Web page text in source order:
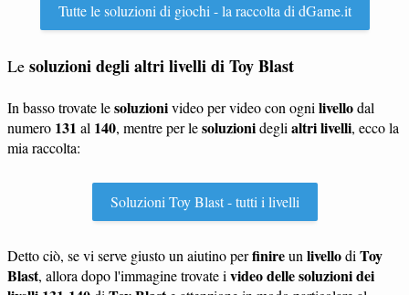
Tutte le soluzioni di giochi - la raccolta di dGame.it
Le soluzioni degli altri livelli di Toy Blast
In basso trovate lesoluzionivideo per video con ogni livellodal
numero 131 al 140, mentre per lesoluzionidegli altri livelli, ecco la
mia raccolta:
Soluzioni Toy Blast - tutti i livelli
Detto ciò, se vi serve giusto un aiutino perfinireun livellodi Toy
Blast, allora dopo l'immagine trovate i video delle soluzioni dei